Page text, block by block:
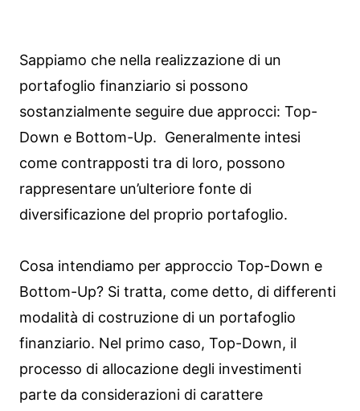
Sappiamo che nella realizzazione di un
portafoglio finanziario si possono
sostanzialmente seguire due approcci: Top-
Down e Bottom-Up. Generalmente intesi
come contrapposti tra di loro, possono
rappresentare un’ulteriore fonte di
diversificazione del proprio portafoglio.
Cosa intendiamo per approccio Top-Down e
Bottom-Up? Si tratta, come detto, di differenti
modalità di costruzione di un portafoglio
finanziario. Nel primo caso, Top-Down, il
processo di allocazione degli investimenti
parte da considerazioni di carattere